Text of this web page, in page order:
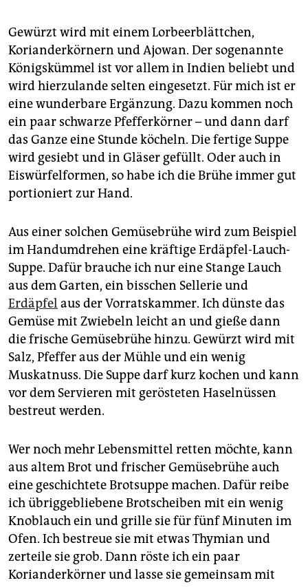
Gewürzt wird mit einem Lorbeerblättchen,
Korianderkörnern und Ajowan. Der sogenannte
Königskümmel ist vor allem in Indien beliebt und
wird hierzulande selten eingesetzt. Für mich ist er
eine wunderbare Ergänzung. Dazu kommen noch
ein paar schwarze Pfefferkörner – und dann darf
das Ganze eine Stunde köcheln. Die fertige Suppe
wird gesiebt und in Gläser gefüllt. Oder auch in
Eiswürfelformen, so habe ich die Brühe immer gut
portioniert zur Hand.
Aus einer solchen Gemüsebrühe wird zum Beispiel
im Handumdrehen eine kräftige Erdäpfel-Lauch-
Suppe. Dafür brauche ich nur eine Stange Lauch
aus dem Garten, ein bisschen Sellerie und
Erdäpfel aus der Vorratskammer. Ich dünste das
Gemüse mit Zwiebeln leicht an und gieße dann
die frische Gemüsebrühe hinzu. Gewürzt wird mit
Salz, Pfeffer aus der Mühle und ein wenig
Muskatnuss. Die Suppe darf kurz kochen und kann
vor dem Servieren mit gerösteten Haselnüssen
bestreut werden.
Wer noch mehr Lebensmittel retten möchte, kann
aus altem Brot und frischer Gemüsebrühe auch
eine geschichtete Brotsuppe machen. Dafür reibe
ich übriggebliebene Brotscheiben mit ein wenig
Knoblauch ein und grille sie für fünf Minuten im
Ofen. Ich bestreue sie mit etwas Thymian und
zerteile sie grob. Dann röste ich ein paar
Korianderkörner und lasse sie gemeinsam mit